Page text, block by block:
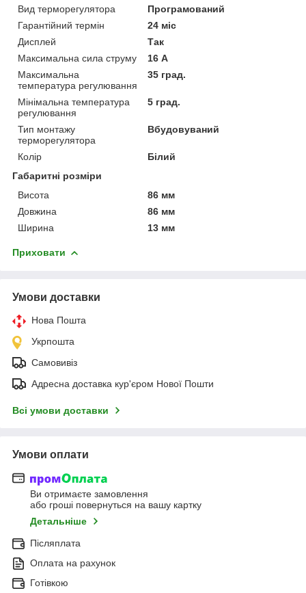
Вид терморегулятора
Програмований
Гарантійний термін
24 міс
Дисплей
Так
Максимальна сила струму
16 А
Максимальна
температура регулювання
35 град.
Мінімальна температура
регулювання
5 град.
Тип монтажу
терморегулятора
Вбудовуваний
Колір
Білий
Габаритні розміри
Висота
86 мм
Довжина
86 мм
Ширина
13 мм
Приховати
Умови доставки
Нова Пошта
Укрпошта
Самовивіз
Адресна доставка кур'єром Нової Пошти
Всі умови доставки
Умови оплати
Ви отримаєте замовлення
або гроші повернуться на вашу картку
Детальніше
Післяплата
Оплата на рахунок
Готівкою